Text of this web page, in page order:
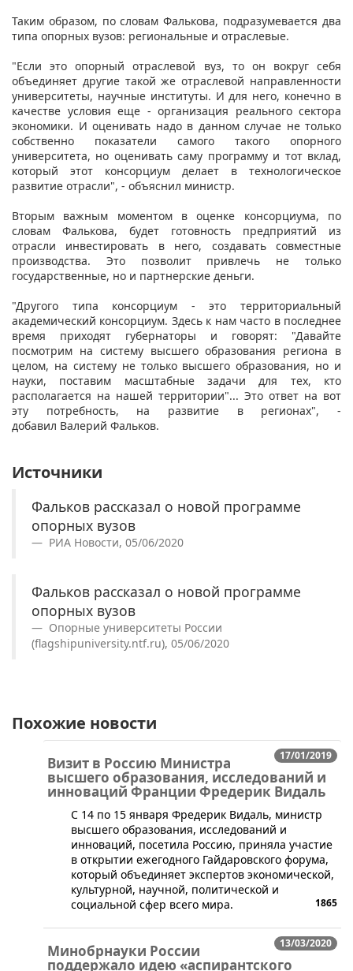
Таким образом, по словам Фалькова, подразумевается два
типа опорных вузов: региональные и отраслевые.
"Если это опорный отраслевой вуз, то он вокруг себя
объединяет другие такой же отраслевой направленности
университеты, научные институты. И для него, конечно в
качестве условия еще - организация реального сектора
экономики. И оценивать надо в данном случае не только
собственно показатели самого такого опорного
университета, но оценивать саму программу и тот вклад,
который этот консорциум делает в технологическое
развитие отрасли", - объяснил министр.
Вторым важным моментом в оценке консорциума, по
словам Фалькова, будет готовность предприятий из
отрасли инвестировать в него, создавать совместные
производства. Это позволит привлечь не только
государственные, но и партнерские деньги.
"Другого типа консорциум - это территориальный
академический консорциум. Здесь к нам часто в последнее
время приходят губернаторы и говорят: "Давайте
посмотрим на систему высшего образования региона в
целом, на систему не только высшего образования, но и
науки, поставим масштабные задачи для тех, кто
располагается на нашей территории"... Это ответ на вот
эту потребность, на развитие в регионах", -
добавил Валерий Фальков.​
Источники
Фальков рассказал о новой программе
опорных вузов
РИА Новости, 05/06/2020
Фальков рассказал о новой программе
опорных вузов
Опорные университеты России
(flagshipuniversity.ntf.ru), 05/06/2020
Похожие новости
17/01/2019
Визит в Россию Министра
высшего образования, исследований и
инноваций Франции Фредерик Видаль
​С 14 по 15 января Фредерик Видаль, министр
высшего образования, исследований и
инноваций, посетила Россию, приняла участие
в открытии ежегодного Гайдаровского форума,
который объединяет экспертов экономической,
культурной, научной, политической и
социальной сфер всего мира.
1865
13/03/2020
Минобрнауки России
поддержало идею «аспирантского